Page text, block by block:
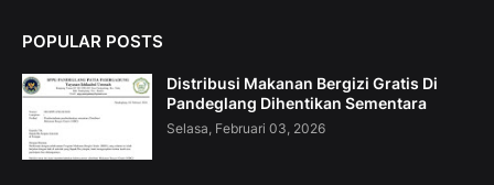
POPULAR POSTS
Distribusi Makanan Bergizi Gratis Di
Pandeglang Dihentikan Sementara
Selasa, Februari 03, 2026